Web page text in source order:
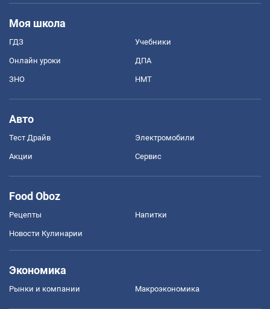
Моя школа
ГДЗ Учебники
Онлайн уроки ДПА
ЗНО НМТ
Авто
Тест Драйв Электромобили
Акции Сервис
Food Oboz
Рецепты Напитки
Новости Кулинарии
Экономика
Рынки и компании Mакроэкономика